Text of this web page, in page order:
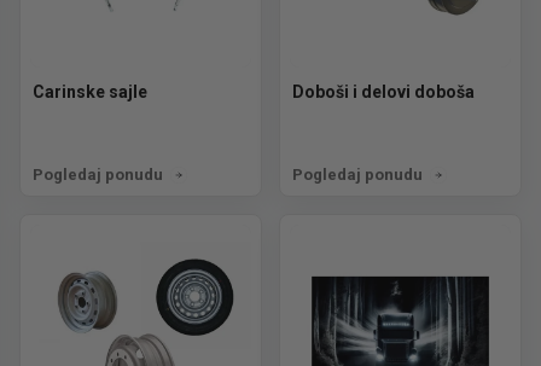
Carinske sajle
Pogledaj ponudu
Doboši i delovi doboša
Pogledaj ponudu